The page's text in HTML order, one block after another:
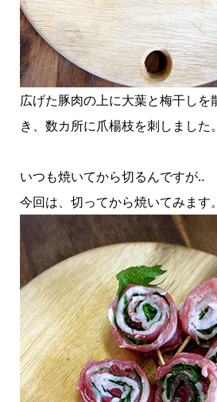
広げた豚肉の上に大葉と梅干しを
き、数カ所に爪楊枝を刺しました。
いつも焼いてから切るんですが‥
今回は、切ってから焼いてみます。